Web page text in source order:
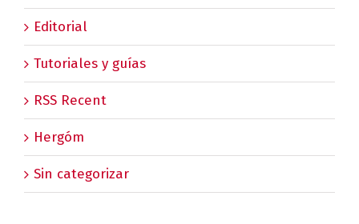
Editorial
Tutoriales y guías
RSS Recent
Hergóm
Sin categorizar